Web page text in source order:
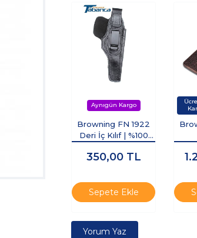
Browning FN 1922
Deri İç Kılıf | %100
350,00 TL
Sepete Ekle
Yorum Yaz